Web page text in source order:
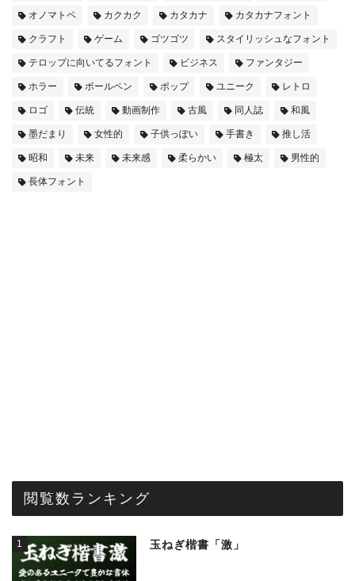
オノマトペ カクカク カタカナ カタカナフォント
クラフト ゲーム ゴツゴツ スタイリッシュなフォント
テロップに向いてるフォント ビジネス ファンタジー
ホラー ボールペン ポップ ユニーク レトロ
ロゴ 伝統 動画制作 古風 同人誌 和風
墨だまり 女性的 子供っぽい 手書き 推し活
昭和 未来 未来感 柔らかい 極太 男性的
長体フォント
閲覧数ランキング
1 玉ねぎ楷書「激」